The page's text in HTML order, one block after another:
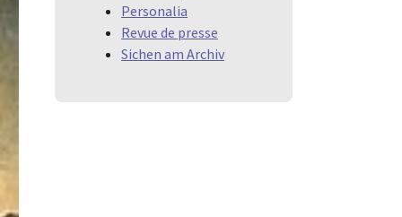
Personalia
Revue de presse
Sichen am Archiv